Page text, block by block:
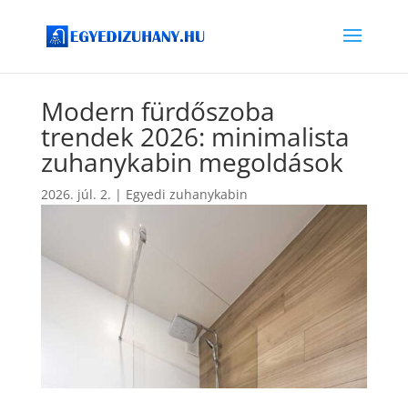
Modern fürdőszoba
trendek 2026: minimalista
zuhanykabin megoldások
2026. júl. 2. | Egyedi zuhanykabin